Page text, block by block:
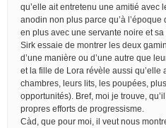
qu’elle ait entretenu une amitié avec
anodin non plus parce qu’à l’époque
en plus avec une servante noire et sa
Sirk essaie de montrer les deux
d’une manière ou d’une autre que
et la fille de Lora révèle aussi
chambres, leurs lits, les poupées,
opportunités). Bref, moi je trouve,
propres efforts de progressisme.
Càd, que pour moi, il veut nous